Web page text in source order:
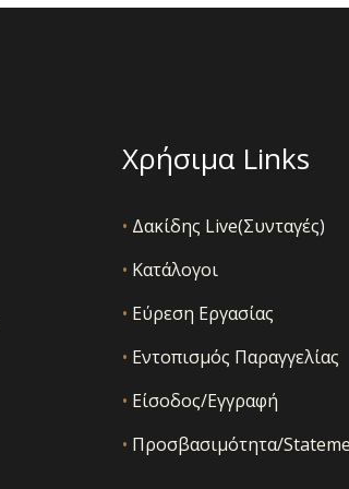
προϊόντος
Χρήσιμα Links
• Δακίδης Live(Συνταγές)
• Κατάλογοι
• Εύρεση Εργασίας
• Εντοπισμός Παραγγελίας
• Είσοδος/Εγγραφή
• Προσβασιμότητα/